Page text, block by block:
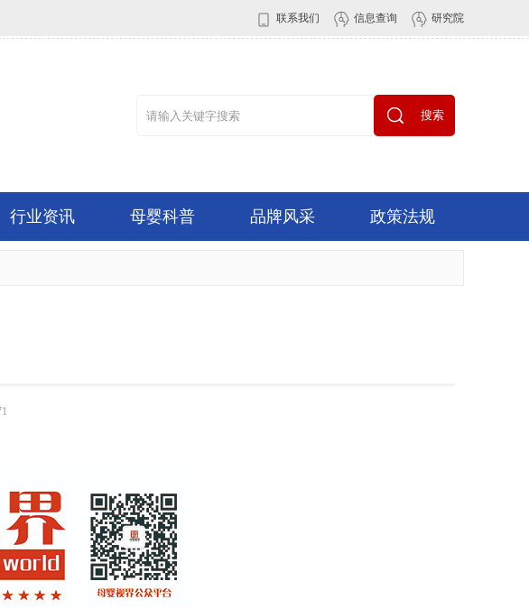
联系我们 信息查询 研究院
搜索
行业资讯 母婴科普 品牌风采 政策法规